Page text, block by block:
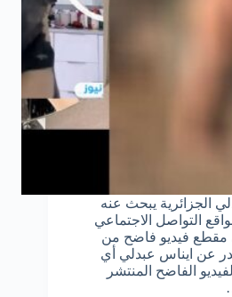
الجزائرية يبحث عنه
التواصل الاجتماعي
فيديو فاضح من
عن ايناس عبدلي أي
الفاضح المنتشر